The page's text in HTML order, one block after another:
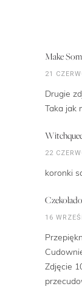
Make
21
Drugie
Taka jak
22
koronki
16
Zdjęcie